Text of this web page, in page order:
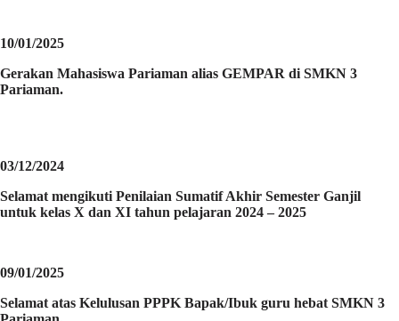
10/01/2025
Gerakan Mahasiswa Pariaman alias GEMPAR di SMKN 3
Pariaman.
03/12/2024
Selamat mengikuti Penilaian Sumatif Akhir Semester Ganjil
untuk kelas X dan XI tahun pelajaran 2024 – 2025
09/01/2025
Selamat atas Kelulusan PPPK Bapak/Ibuk guru hebat SMKN 3